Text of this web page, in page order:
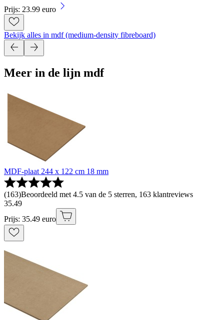
Prijs: 23.99 euro
Bekijk alles in mdf (medium-density fibreboard)
Meer in de lijn mdf
MDF-plaat 244 x 122 cm 18 mm
(163)Beoordeeld met 4.5 van de 5 sterren, 163 klantreviews
35.49
Prijs: 35.49 euro